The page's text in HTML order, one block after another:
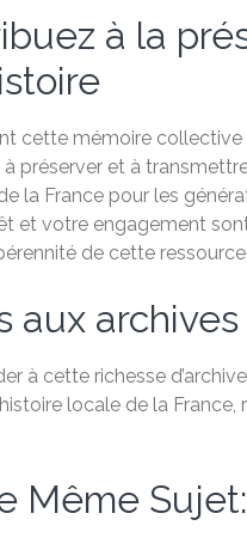
à la
cette mémoire collective
préserver et à
la France pour les
et votre engagement
de cette
aux archives
à cette richesse
locale de la
Même Sujet: